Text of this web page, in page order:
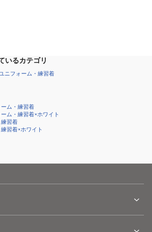
いるカテゴリ
ユニフォーム・練習着
ム・練習着
ム・練習着×ホワイト
習着
習着×ホワイト